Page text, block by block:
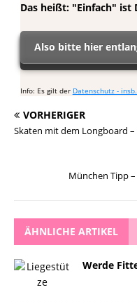
Das heißt: "Einfach" ist
Also bitte hier
Info: Es gilt der Datenschutz -
VORHERIGER
Skaten mit dem Longboard –
München Tipp
ÄHNLICHE ARTIKEL
Werde